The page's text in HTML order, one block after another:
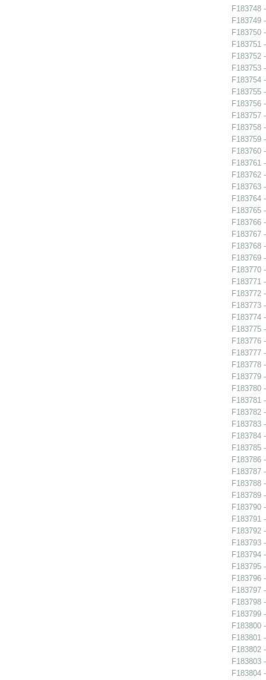
F183748
F183749
F183750
F183751
F183752
F183753
F183754
F183755
F183756
F183757
F183758
F183759
F183760
F183761
F183762
F183763
F183764
F183765
F183766
F183767
F183768
F183769
F183770
F183771
F183772
F183773
F183774
F183775
F183776
F183777
F183778
F183779
F183780
F183781
F183782
F183783
F183784
F183785
F183786
F183787
F183788
F183789
F183790
F183791
F183792
F183793
F183794
F183795
F183796
F183797
F183798
F183799
F183800
F183801
F183802
F183803
F183804